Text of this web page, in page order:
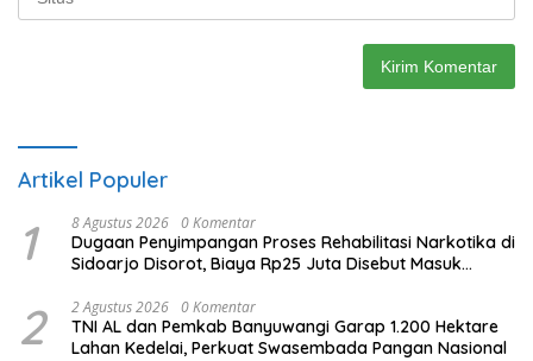
Artikel Populer
1 8 Agustus 2026 0 Komentar
Dugaan Penyimpangan Proses Rehabilitasi Narkotika di
Sidoarjo Disorot, Biaya Rp25 Juta Disebut Masuk
2 2 Agustus 2026 0 Komentar
TNI AL dan Pemkab Banyuwangi Garap 1.200 Hektare
Lahan Kedelai, Perkuat Swasembada Pangan Nasional